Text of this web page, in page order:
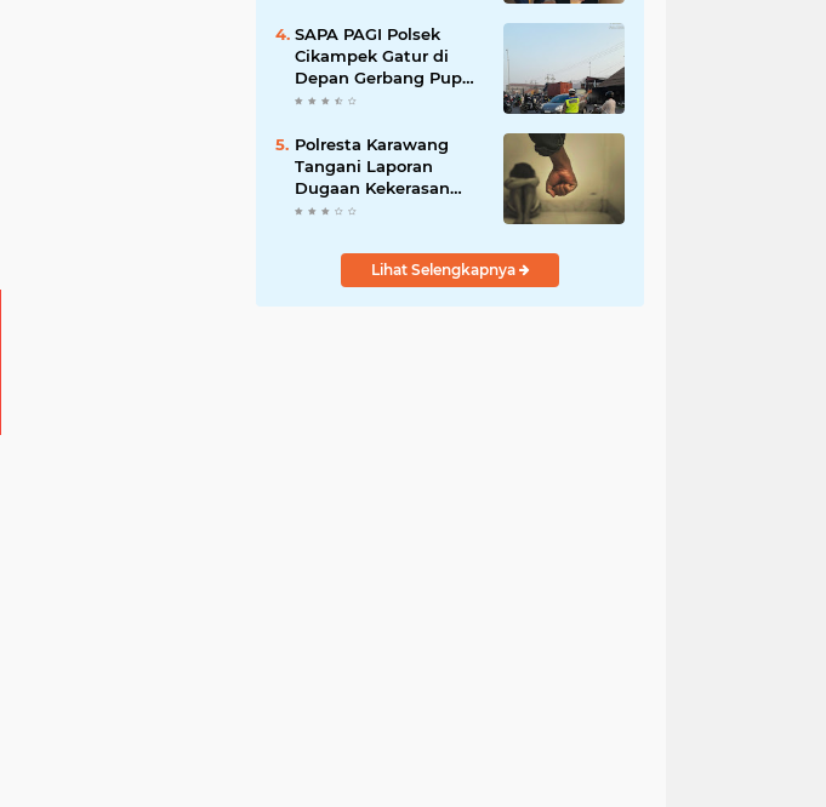
SAPA PAGI Polsek
Cikampek Gatur di
Depan Gerbang Pupuk
Kujang Wujudkan
Polresta Karawang
Tangani Laporan
Dugaan Kekerasan
terhadap Anak, Proses
Dilakukan Satres PPA
Lihat Selengkapnya